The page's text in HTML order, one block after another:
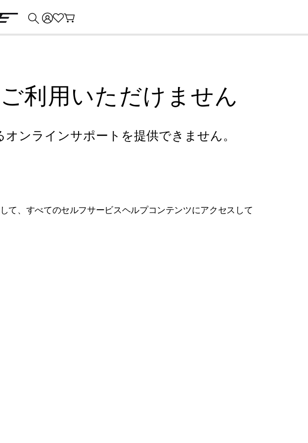
利用いただけません
ンラインサポートを提供できません。
て、すべてのセルフサービスヘルプコンテンツにアクセスして